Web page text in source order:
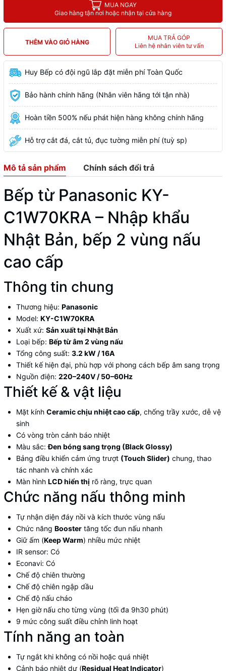
MUA NGAY
Giao hàng tận nơi hoặc nhận tại cửa hàng
THÊM VÀO GIỎ HÀNG
MUA TRẢ GÓP
Liên hệ nhân viên tư vấn
Huy Bếp có đội ngũ lắp đặt miễn phí Toàn Quốc
Bảo hành chính hãng (Nhân viên hãng tới tận nhà)
Hoàn tiền 500% nếu phát hiện hàng không chính hãng
Hỗ trợ cắt đá, cắt tủ, đục tường miễn phí (tuỳ sp)
Mô tả sản phẩm Chính sách đổi trả
Bếp từ Panasonic KY-
C1W70KRA – Nhập khẩu
Nhật Bản, bếp 2 vùng nấu
cao cấp
Thông tin chung
Thương hiệu: Panasonic
Model: KY-C1W70KRA
Xuất xứ: Sản xuất tại Nhật Bản
Loại bếp: Bếp từ âm 2 vùng nấu
Tổng công suất: 3.2 kW / 16A
Thiết kế hiện đại, phù hợp với phong cách bếp âm sang trọng
Nguồn điện: 220–240V / 50–60Hz
Thiết kế & vật liệu
Mặt kính Ceramic chịu nhiệt cao cấp, chống trầy xước, dễ vệ
sinh
Có vòng tròn cảnh báo nhiệt
Màu sắc:Đen bóng sang trọng (Black Glossy)
Bảng điều khiển cảm ứng trượt (Touch Slider) chung, thao
tác nhanh và chính xác
Màn hình LCD hiển thị rõ ràng, trực quan
Chức năng nấu thông minh
Tự nhận diện đáy nồi và kích thước vùng nấu
Chức năng Booster tăng tốc đun nấu nhanh
Giữ ấm (Keep Warm) nhiều mức nhiệt
IR sensor: Có
Econavi: Có
Chế độ chiên thường
Chế độ chiên ngập dầu
Chế độ nấu cháo
Hẹn giờ nấu cho từng vùng (tối đa 9h30 phút)
9 mức công suất điều chỉnh linh hoạt
Tính năng an toàn
Tự ngắt khi không có nồi hoặc quá nhiệt
Cảnh báo nhiệt dư (Residual Heat Indicator)